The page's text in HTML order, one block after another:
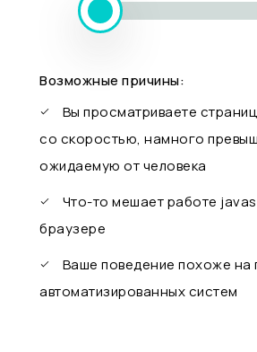
Возможные причины:
Вы просматриваете
со скоростью, намного
ожидаемую от человека
Что-то мешает работе
браузере
Ваше поведение похоже на
автоматизированных систем